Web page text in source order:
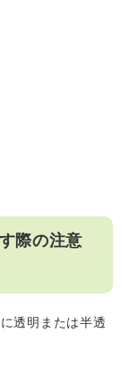
際の注意
透明または半透